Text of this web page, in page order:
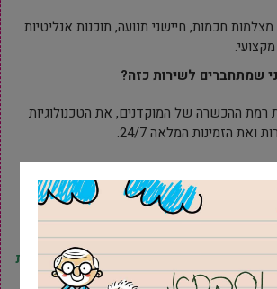
חכמות, חיישני תנועה, תוכנות אנליטיות
שמתחברים לשירות כזה?
רמת ההכשרה של המוקדנים, את הטכנולוגיות
ואת הזמינות המלאה 24/7.
הדפסה אימייל
התפוצה של מקומונט גבעת שמואל וקבלת
בווטסאפ, לחץ/י כאן <<